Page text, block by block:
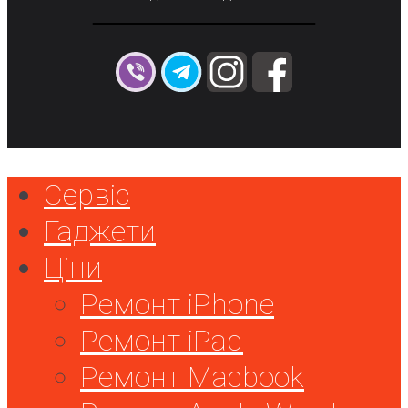
Сервіс
Гаджети
Ціни
Ремонт iPhone
Ремонт iPad
Ремонт Macbook